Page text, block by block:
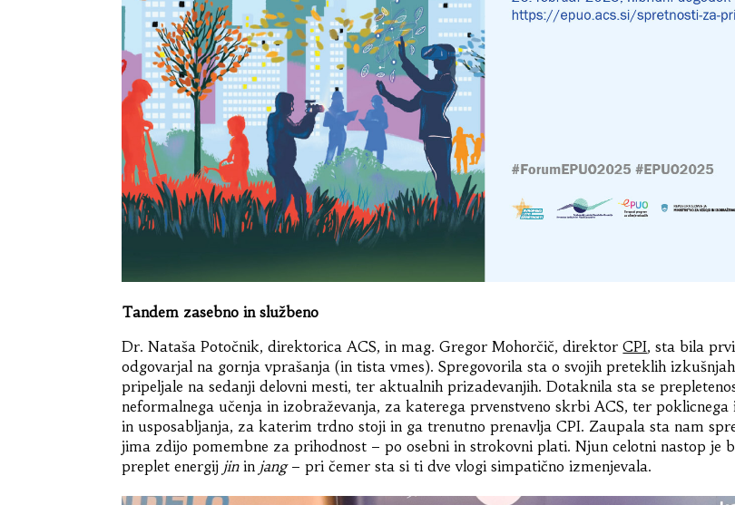
Tandem zasebno in službeno
Dr. Nataša Potočnik, direktorica ACS, in mag. Gregor Mohorčič, direktorCPI, sta bila
odgovarjal na gornja vprašanja (in tista vmes). Spregovorila sta o svojih preteklih
pripeljale na sedanji delovni mesti, ter aktualnih prizadevanjih. Dotaknila sta se
neformalnega učenja in izobraževanja, za katerega prvenstveno skrbi ACS, ter poklicnega
in usposabljanja, za katerim trdno stoji in ga trenutno prenavlja CPI. Zaupala sta nam
jima zdijo pomembne za prihodnost – po osebni in strokovni plati. Njun celotni nastop je
preplet energij jinin jang– pri čemer sta si ti dve vlogi simpatično izmenjevala.